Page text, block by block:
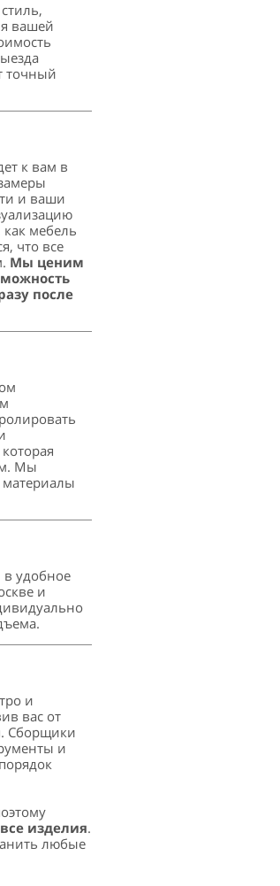
вашей
точный
к вам в
и ваши
мебель
что все
Мы ценим
после
Мы
удобное
и
и
вас от
Сборщики
и
изделия.
любые